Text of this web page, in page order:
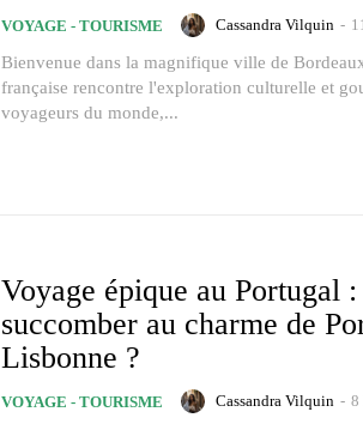
VOYAGE - TOURISME Cassandra Vilquin -
Bienvenue dans la magnifique ville de
française rencontre l'exploration culturelle et
voyageurs du monde,...
Voyage épique au Portugal
succomber au charme de
Lisbonne ?
VOYAGE - TOURISME Cassandra Vilquin - 8